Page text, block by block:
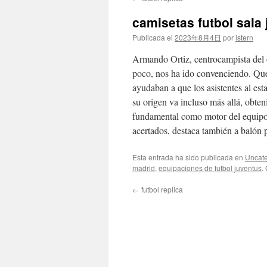
contenido
camisetas futbol sala
Publicada el 2023年8月4日 poristern
Armando Ortiz, centrocampista
poco, nos ha ido convenciendo.
ayudaban a que los asistentes al
su origen va incluso más allá,
fundamental como motor del
acertados, destaca también a
Esta entrada ha sido publicada en
madrid, equipaciones de futbol juventus.
← futbol replica